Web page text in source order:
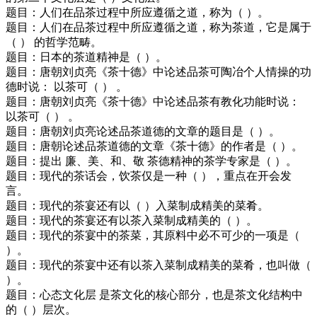
题目：人们在品茶过程中所应遵循之道，称为（ ）。
题目：人们在品茶过程中所应遵循之道，称为茶道，它是属于
（ ） 的哲学范畴。
题目：日本的茶道精神是（ ）。
题目：唐朝刘贞亮《茶十德》中论述品茶可陶冶个人情操的功
德时说： 以茶可（ ） 。
题目：唐朝刘贞亮《茶十德》中论述品茶有教化功能时说：
以茶可（ ） 。
题目：唐朝刘贞亮论述品茶道德的文章的题目是（ ）。
题目：唐朝论述品茶道德的文章《茶十德》的作者是（ ）。
题目：提出 廉、美、和、敬 茶德精神的茶学专家是（ ）。
题目：现代的茶话会，饮茶仅是一种（ ），重点在开会发
言。
题目：现代的茶宴还有以（ ）入菜制成精美的菜肴。
题目：现代的茶宴还有以茶入菜制成精美的（ ）。
题目：现代的茶宴中的茶菜，其原料中必不可少的一项是（
）。
题目：现代的茶宴中还有以茶入菜制成精美的菜肴，也叫做（
）。
题目：心态文化层 是茶文化的核心部分，也是茶文化结构中
的（ ）层次。